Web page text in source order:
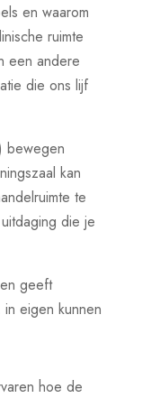
en waarom
ruimte
een andere
die ons lijf
bewegen
kan
te
die je
geeft
eigen kunnen
hoe de